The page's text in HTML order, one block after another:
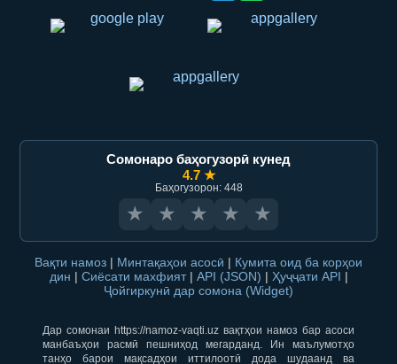
Сомонаро баҳогузорӣ кунед
4.7 ★
Баҳогузорон: 448
★ ★ ★ ★ ★
Вақти намоз | Минтақаҳои асосӣ | Кумита оид ба корҳои
дин | Сиёсати махфият | API (JSON) | Ҳуҷҷати API |
Ҷойгиркунӣ дар сомона (Widget)
Дар сомонаи https://namoz-vaqti.uz вақтҳои намоз бар асоси
манбаъҳои расмӣ пешниҳод мегарданд. Ин маълумотҳо
танҳо барои мақсадҳои иттилоотӣ дода шудаанд ва